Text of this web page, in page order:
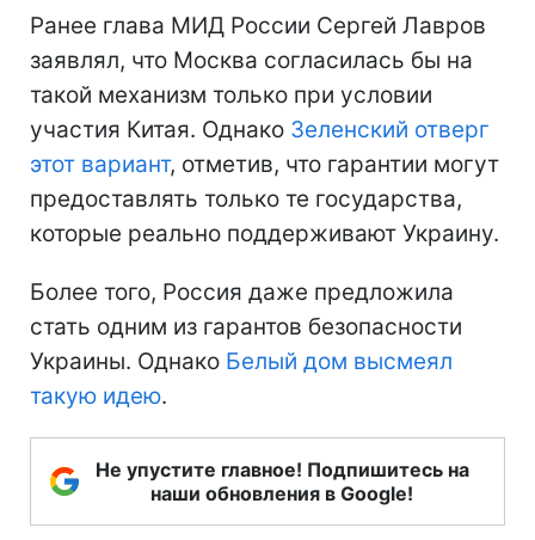
Ранее глава МИД России Сергей Лавров
заявлял, что Москва согласилась бы на
такой механизм только при условии
участия Китая. Однако Зеленский отверг
этот вариант, отметив, что гарантии могут
предоставлять только те государства,
которые реально поддерживают Украину.
Более того, Россия даже предложила
стать одним из гарантов безопасности
Украины. Однако Белый дом высмеял
такую идею.
Не упустите главное! Подпишитесь на
наши обновления в Google!